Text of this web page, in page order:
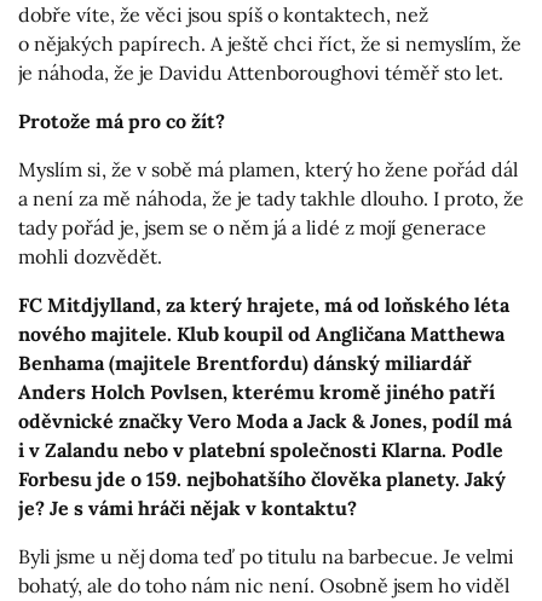
dobře víte, že věci jsou spíš o kontaktech, než
o nějakých papírech. A ještě chci říct, že si nemyslím, že
je náhoda, že je Davidu Attenboroughovi téměř sto let.
Protože má pro co žít?
Myslím si, že v sobě má plamen, který ho žene pořád dál
a není za mě náhoda, že je tady takhle dlouho. I proto, že
tady pořád je, jsem se o něm já a lidé z mojí generace
mohli dozvědět.
FC Mitdjylland, za který hrajete, má od loňského léta
nového majitele. Klub koupil od Angličana Matthewa
Benhama (majitele Brentfordu) dánský miliardář
Anders Holch Povlsen, kterému kromě jiného patří
oděvnické značky Vero Moda a Jack & Jones, podíl má
i v Zalandu nebo v platební společnosti Klarna. Podle
Forbesu jde o 159. nejbohatšího člověka planety. Jaký
je? Je s vámi hráči nějak v kontaktu?
Byli jsme u něj doma teď po titulu na barbecue. Je velmi
bohatý, ale do toho nám nic není. Osobně jsem ho viděl